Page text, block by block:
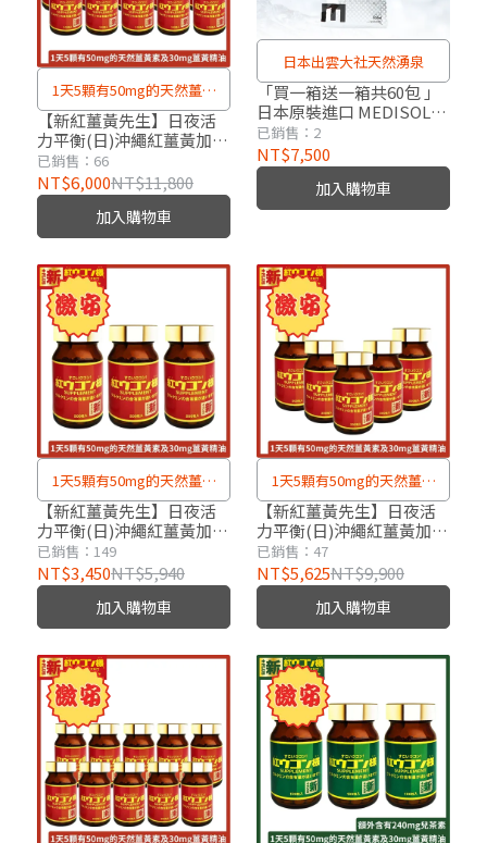
1天5顆有50mg的天然薑黃
素及30mg薑黃精油
【新紅薑黃先生】日夜活
力平衡(日)沖繩紅薑黃加強
版x10瓶(100顆/瓶)
已銷售：66
NT$6,000NT$11,800
加入購物車
日本出雲大社天然湧泉
「買一箱送一箱共60包 」
日本原裝進口 MEDISOL
MOVE 出雲大社水素水-日
本高品質氫水的健康選擇
500mlx30包 2027 01 20
已銷售：2
NT$7,500
加入購物車
1天5顆有50mg的天然薑黃
素及30mg薑黃精油
【新紅薑黃先生】日夜活
力平衡(日)沖繩紅薑黃加強
版x3瓶(200顆/瓶)
已銷售：149
NT$3,450NT$5,940
加入購物車
1天5顆有50mg的天然薑黃
素及30mg薑黃精油
【新紅薑黃先生】日夜活
力平衡(日)沖繩紅薑黃加強
版x5瓶(200顆/瓶)
已銷售：47
NT$5,625NT$9,900
加入購物車